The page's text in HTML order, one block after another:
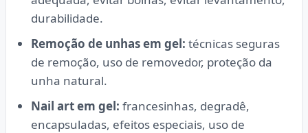
durabilidade.
Remoção de unhas em gel: técnicas seguras
de remoção, uso de removedor, proteção da
unha natural.
Nail art em gel: francesinhas, degradê,
encapsuladas, efeitos especiais, uso de